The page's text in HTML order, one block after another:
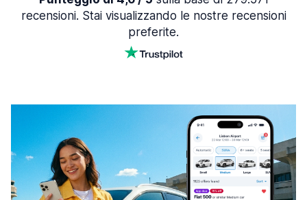
recensioni. Stai visualizzando le nostre recensioni
preferite.